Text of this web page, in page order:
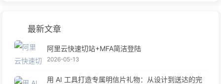
最新文章
阿里云快速切站+MFA简洁登陆
2026-05-13
用 AI 工具打造专属明信片礼物：从设计到送达的完